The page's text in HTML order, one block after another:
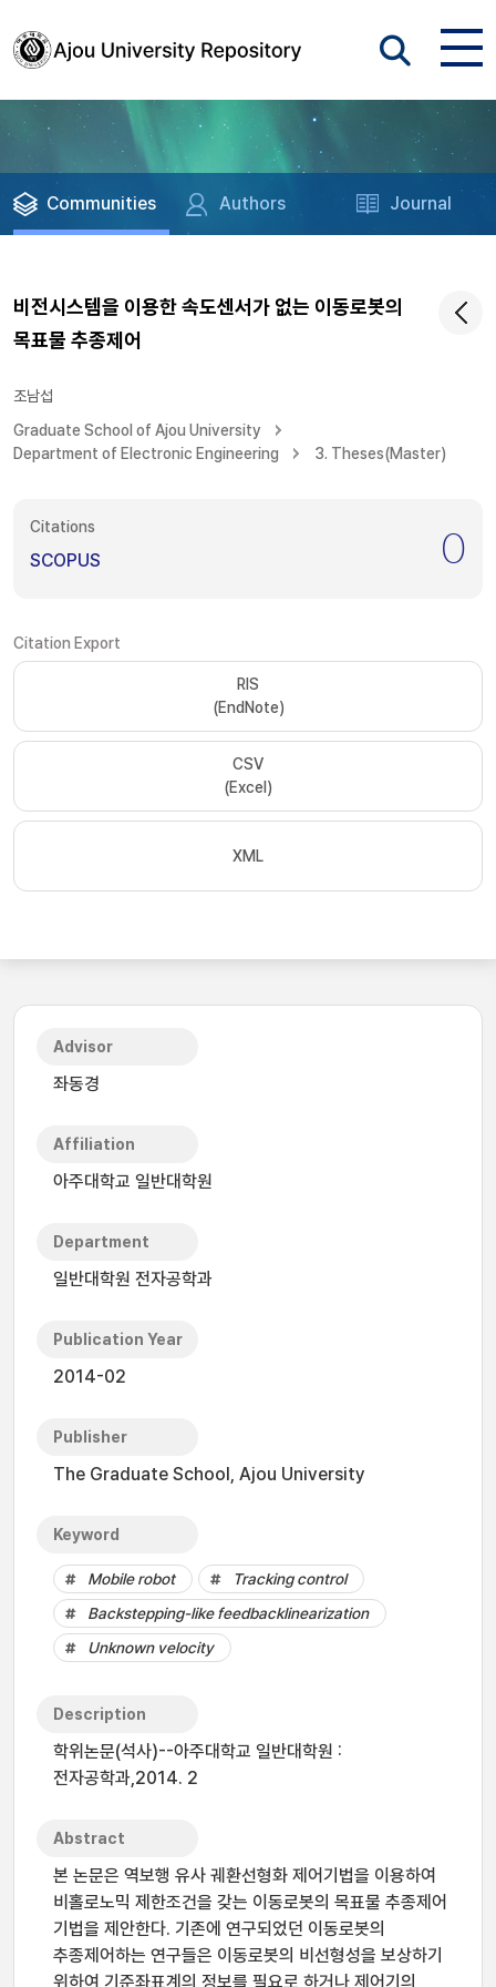
Communities Authors Journal
비전시스템을 이용한 속도센서가 없는 이동로봇의
목표물 추종제어
조남섭
Graduate School of Ajou University
Department of Electronic Engineering
3. Theses(Master)
Citations
SCOPUS 0
Citation Export
RIS
(EndNote)
CSV
(Excel)
XML
Advisor
좌동경
Affiliation
아주대학교 일반대학원
Department
일반대학원 전자공학과
Publication Year
2014-02
Publisher
The Graduate School, Ajou University
Keyword
Mobile robot
Tracking control
Backstepping-like feedbacklinearization
Unknown velocity
Description
학위논문(석사)--아주대학교 일반대학원 :
전자공학과,2014. 2
Abstract
본 논문은 역보행 유사 궤환선형화 제어기법을 이용하여
비홀로노믹 제한조건을 갖는 이동로봇의 목표물 추종제어
기법을 제안한다. 기존에 연구되었던 이동로봇의
추종제어하는 연구들은 이동로봇의 비선형성을 보상하기
위하여 기준좌표계의 정보를 필요로 하거나 제어기의